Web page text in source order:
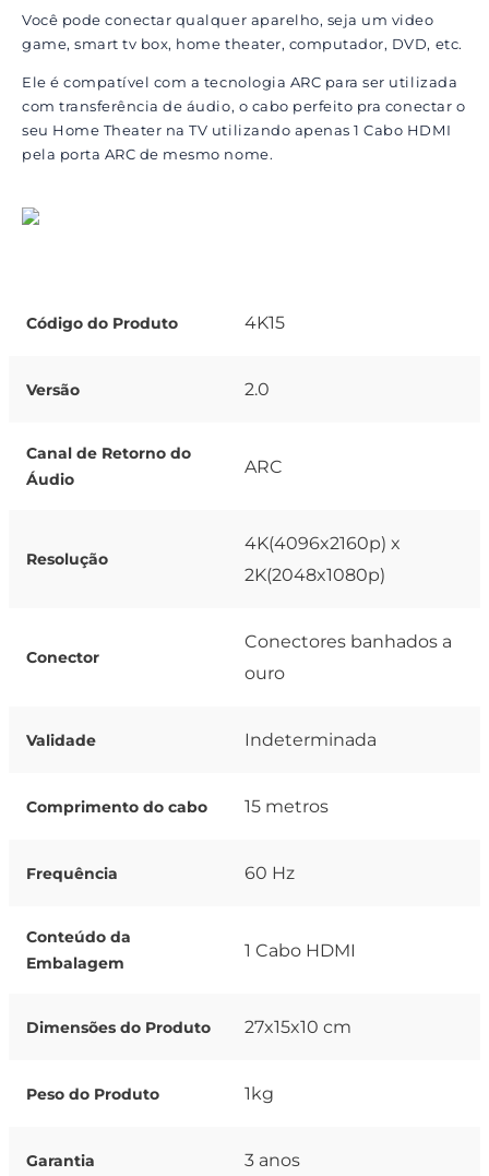
Você pode conectar qualquer aparelho, seja um video
game, smart tv box, home theater, computador, DVD, etc.
Ele é compatível com a tecnologia ARC para ser utilizada
com transferência de áudio, o cabo perfeito pra conectar o
seu Home Theater na TV utilizando apenas 1 Cabo HDMI
pela porta ARC de mesmo nome.
Código do Produto 4K15
Versão 2.0
Canal de Retorno do
Áudio
ARC
Resolução
4K(4096x2160p) x
2K(2048x1080p)
Conector
Conectores banhados a
ouro
Validade Indeterminada
Comprimento do cabo 15 metros
Frequência 60 Hz
Conteúdo da
Embalagem
1 Cabo HDMI
Dimensões do Produto 27x15x10 cm
Peso do Produto 1kg
Garantia 3 anos